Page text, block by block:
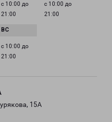
с 10:00 до
21:00
с 10:00 до
21:00
с 10:00 до
21:00
15А